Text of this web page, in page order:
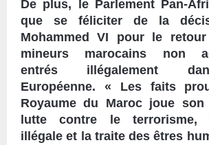
De plus, le Parlement Pan-
que se féliciter de la
Mohammed VI pour le
mineurs marocains non
entrés illégalement
Européenne. « Les faits
Royaume du Maroc joue
lutte contre le terrorisme,
illégale et la traite des êtres